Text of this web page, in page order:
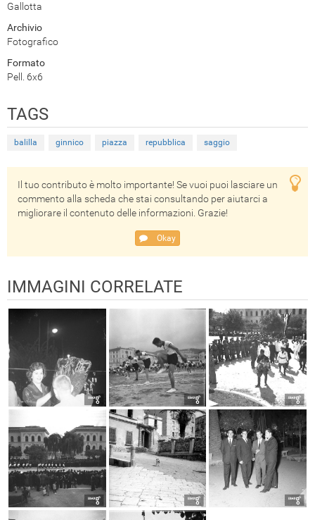
Gallotta
Archivio
Fotografico
Formato
Pell. 6x6
TAGS
balilla ginnico piazza repubblica saggio
Il tuo contributo è molto importante! Se vuoi puoi lasciare un
commento alla scheda che stai consultando per aiutarci a
migliorare il contenuto delle informazioni. Grazie!
Okay
IMMAGINI CORRELATE